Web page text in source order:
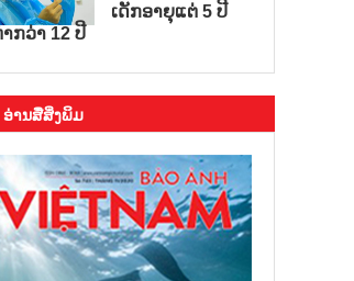
ເດັກອາຍຸແຕ່ 5 ປີ
ກວ່າ 12 ປີ
ອ່ານສື່ສິ່ງພິມ